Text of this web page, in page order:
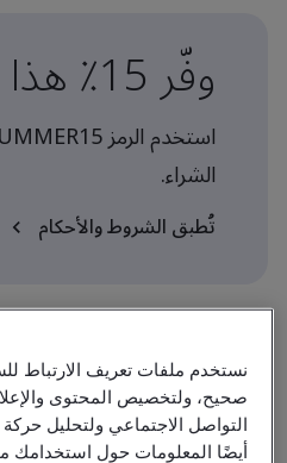
وفّر 15٪ هذا الصيف
الشراء.
تُطبق الشروط والأحكام
مستوى
التطبيق
نستخدم ملفات تعريف الارتباط
صحيح، ولتخصيص المحتوى
التواصل الاجتماعي ولتحليل
أيضًا المعلومات حول استخدامك